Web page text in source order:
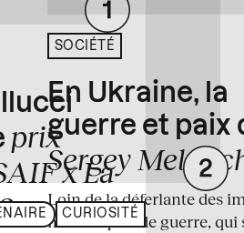
prix
x La
CURIOSITÉ
SOCIÉTÉ
En Ukraine, la
guerre et paix
Sergey
Loin de la déferlante des
médiatiques de guerre, qui